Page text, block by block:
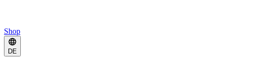
Shop
DE